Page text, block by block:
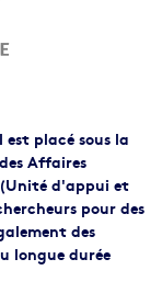
placé sous la
Affaires
(Unité d'appui et
pour des
des
longue durée